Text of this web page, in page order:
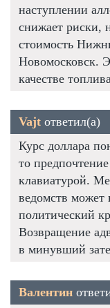
наступлении
снижает риски,
стоимость
Новомосковск.
качестве
Vajt ответил(а)
Курс доллара
то
клавиатурой.
ведомств может
политический
Возвращение
в минувший
Валентин